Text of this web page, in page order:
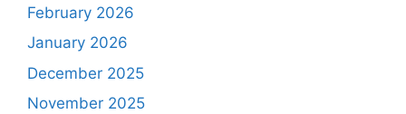
February 2026
January 2026
December 2025
November 2025